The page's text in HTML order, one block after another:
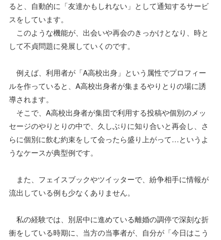
ると、自動的に「友達かもしれない」として通知するサービ
スをしています。
このような機能が、出会いや再会のきっかけとなり、時と
して不貞問題に発展していくのです。
例えば、利用者が「A高校出身」という属性でプロフィー
ルを作っていると、A高校出身者が集まるやりとりの場に誘
導されます。
そこで、A高校出身者が集団で利用する投稿や個別のメッ
セージのやりとりの中で、久しぶりに知り合いと再会し、さ
らに個別に飲む約束をして会ったら盛り上がって…というよ
うなケースが典型例です。
また、フェイスブックやツイッターで、紛争相手に情報が
流出している例も少なくありません。
私の経験では、別居中に進めている離婚の調停で深刻な折
衝をしている時期に、当方の当事者が、自分が「今日はこう